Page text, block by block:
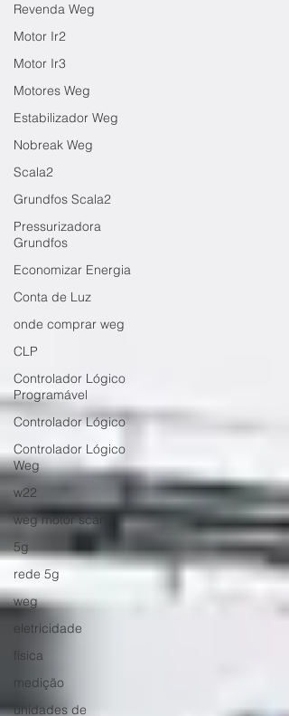
Revenda Weg
Motor Ir2
Motor Ir3
Motores Weg
Estabilizador Weg
Nobreak Weg
Scala2
Grundfos Scala2
Pressurizadora
Grundfos
Economizar Energia
Conta de Luz
onde comprar weg
CLP
Controlador Lógico
Programável
Controlador Lógico
Controlador Lógico
Weg
w22
weg motor scan
5g
rede 5g
weg
eletricidade
física
medição
unidades de